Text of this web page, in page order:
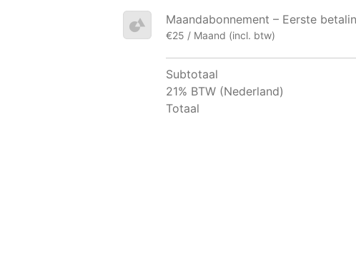
Maandabonnement – Eerste
€25 / Maand (incl. btw)
Subtotaal
21% BTW (Nederland)
Totaal